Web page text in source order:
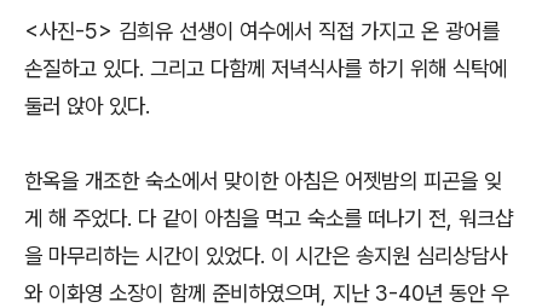
<사진-5> 김희유 선생이 여수에서 직접 가지고 온 광어를
손질하고 있다. 그리고 다함께 저녁식사를 하기 위해 식탁에
둘러 앉아 있다.
한옥을 개조한 숙소에서 맞이한 아침은 어젯밤의 피곤을 잊
게 해 주었다. 다 같이 아침을 먹고 숙소를 떠나기 전, 워크샵
을 마무리하는 시간이 있었다. 이 시간은 송지원 심리상담사
와 이화영 소장이 함께 준비하였으며, 지난 3-40년 동안 우